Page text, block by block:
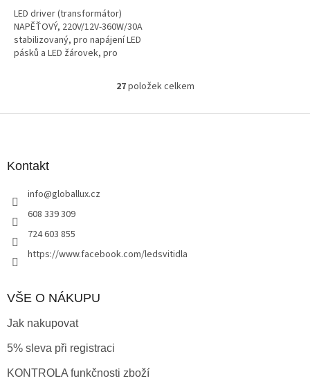
LED driver (transformátor)
NAPĚŤOVÝ, 220V/12V-360W/30A
stabilizovaný, pro napájení LED
pásků a LED žárovek, pro
O
l
y
27položek celkem
Kontakt
info@globallux.cz
608 339 309
724 603 855
https://www.facebook.com/ledsvitidla
VŠE O NÁKUPU
Jak nakupovat
5% sleva při registraci
KONTROLA funkčnosti zboží